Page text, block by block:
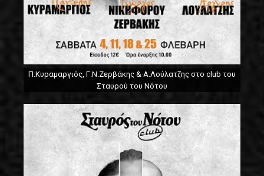
Π.Κυραμαργιός, Γ.Ν.Ζερβάκης & Α.Λούλατζης στο club του
Σταυρού του Νότου